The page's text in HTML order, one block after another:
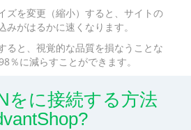
ズを変更（縮小）すると、サイトの
がはるかに速くなります。
ると、視覚的な品質を損なうことな
％に減らすことができます。
をに接続する方法